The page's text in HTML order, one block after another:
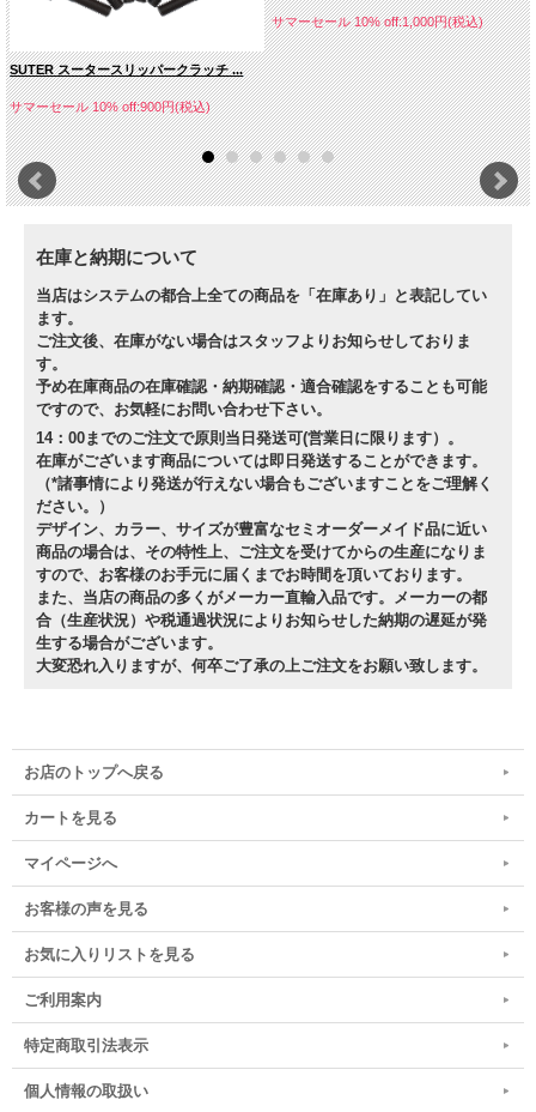
SUTER スータースリッパークラッチ ...
サマーセール 10% off:900円(税込)
サマーセール 10% off:1,000円(税込)
在庫と納期について
当店はシステムの都合上全ての商品を「在庫あり」と表記してい
ます。
ご注文後、在庫がない場合はスタッフよりお知らせしておりま
す。
予め在庫商品の在庫確認・納期確認・適合確認をすることも可能
ですので、お気軽にお問い合わせ下さい。
14：00までのご注文で原則当日発送可(営業日に限ります）。
在庫がございます商品については即日発送することができます。
（*諸事情により発送が行えない場合もございますことをご理解く
ださい。）
デザイン、カラー、サイズが豊富なセミオーダーメイド品に近い
商品の場合は、その特性上、ご注文を受けてからの生産になりま
すので、お客様のお手元に届くまでお時間を頂いております。
また、当店の商品の多くがメーカー直輸入品です。メーカーの都
合（生産状況）や税通過状況によりお知らせした納期の遅延が発
生する場合がございます。
大変恐れ入りますが、何卒ご了承の上ご注文をお願い致します。
お店のトップへ戻る
カートを見る
マイページへ
お客様の声を見る
お気に入りリストを見る
ご利用案内
特定商取引法表示
個人情報の取扱い